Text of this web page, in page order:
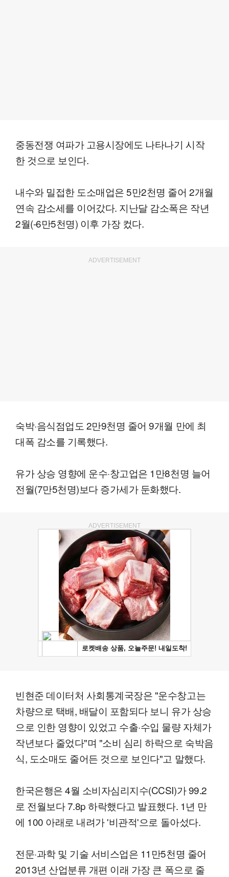
중동전쟁 여파가 고용시장에도 나타나기 시작
한 것으로 보인다.
내수와 밀접한 도소매업은 5만2천명 줄어 2개월
연속 감소세를 이어갔다. 지난달 감소폭은 작년
2월(-6만5천명) 이후 가장 컸다.
ADVERTISEMENT
숙박·음식점업도 2만9천명 줄어 9개월 만에 최
대폭 감소를 기록했다.
유가 상승 영향에 운수·창고업은 1만8천명 늘어
전월(7만5천명)보다 증가세가 둔화했다.
ADVERTISEMENT
빈현준 데이터처 사회통계국장은 "운수창고는
차량으로 택배, 배달이 포함되다 보니 유가 상승
으로 인한 영향이 있었고 수출·수입 물량 자체가
작년보다 줄었다"며 "소비 심리 하락으로 숙박음
식, 도소매도 줄어든 것으로 보인다"고 말했다.
한국은행은 4월 소비자심리지수(CCSI)가 99.2
로 전월보다 7.8p 하락했다고 발표했다. 1년 만
에 100 아래로 내려가 '비관적'으로 돌아섰다.
전문·과학 및 기술 서비스업은 11만5천명 줄어
2013년 산업분류 개편 이래 가장 큰 폭으로 줄